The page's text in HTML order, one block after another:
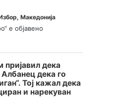
,Македонија
е објавено
пријавил дека
дека го
Тој кажал дека
и нарекуван